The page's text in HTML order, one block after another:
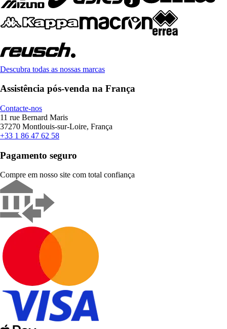
Descubra todas as nossas marcas
Assistência pós-venda na França
Contacte-nos
11 rue Bernard Maris
37270 Montlouis-sur-Loire, França
+33 1 86 47 62 58
Pagamento seguro
Compre em nosso site com total confiança